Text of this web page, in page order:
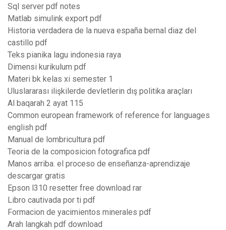
Sql server pdf notes
Matlab simulink export pdf
Historia verdadera de la nueva españa bernal diaz del
castillo pdf
Teks pianika lagu indonesia raya
Dimensi kurikulum pdf
Materi bk kelas xi semester 1
Uluslararası ilişkilerde devletlerin dış politika araçları
Al baqarah 2 ayat 115
Common european framework of reference for languages
english pdf
Manual de lombricultura pdf
Teoria de la composicion fotografica pdf
Manos arriba. el proceso de enseñanza-aprendizaje
descargar gratis
Epson l310 resetter free download rar
Libro cautivada por ti pdf
Formacion de yacimientos minerales pdf
Arah langkah pdf download